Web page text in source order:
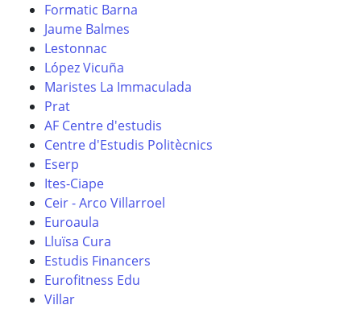
Formatic Barna
Jaume Balmes
Lestonnac
López Vicuña
Maristes La Immaculada
Prat
AF Centre d'estudis
Centre d'Estudis Politècnics
Eserp
Ites-Ciape
Ceir - Arco Villarroel
Euroaula
Lluïsa Cura
Estudis Financers
Eurofitness Edu
Villar